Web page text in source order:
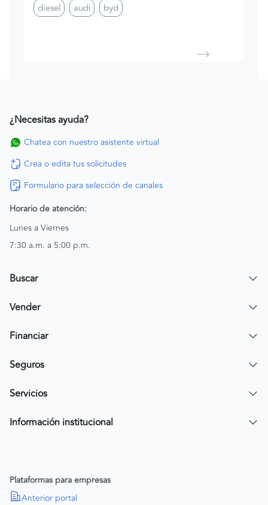
diesel
audi byd
¿Necesitas ayuda?
Chatea con nuestro asistente virtual
Crea o edita tus solicitudes
Formulario para selección de canales
Horario de atención:
Lunes a Viernes
7:30 a.m. a 5:00 p.m.
Buscar
Encuentra un carro
Vender
Publicar mi vehículo
Financiar
Simular crédito
Seguros
Compra tu SOAT
Servicios
Compra y Venta Segura
Información institucional
Política de Derechos Humanos
Plataformas para empresas
Anterior portal